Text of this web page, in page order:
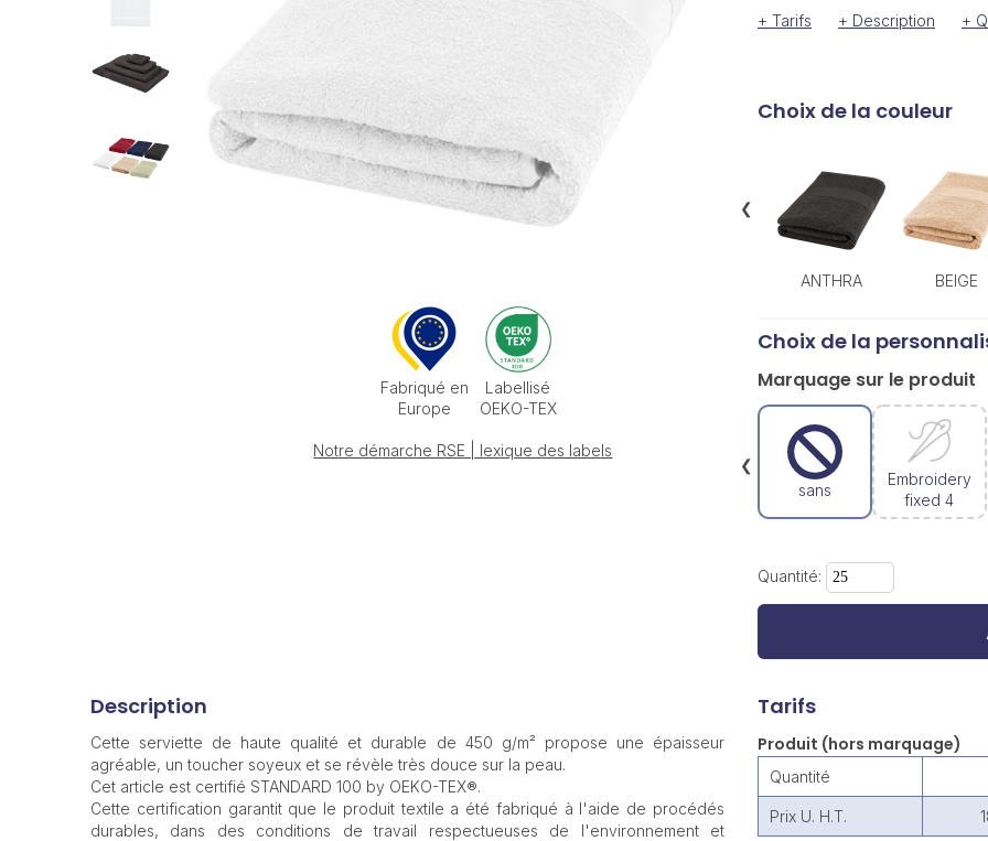
Fabriqué en
Europe
Labellisé
OEKO-TEX
Notre démarche RSE | lexique des labels
+ Tarifs + Description +
Choix de la couleur
ANTHRA BEIGE
❮
Choix de la
Marquage sur le produit
sans
Embroidery
fixed 4
❮
Quantité:
Description
Cette serviette de haute qualité et durable de 450 g/m² propose une épaisseur
agréable, un toucher soyeux et se révèle très douce sur la peau.
Cet article est certifié STANDARD 100 by OEKO-TEX®.
Cette certification garantit que le produit textile a été fabriqué à l'aide de procédés
durables, dans des conditions de travail respectueuses de l'environnement et
Tarifs
Produit (hors marquage)
Quantité
Prix U. H.T.